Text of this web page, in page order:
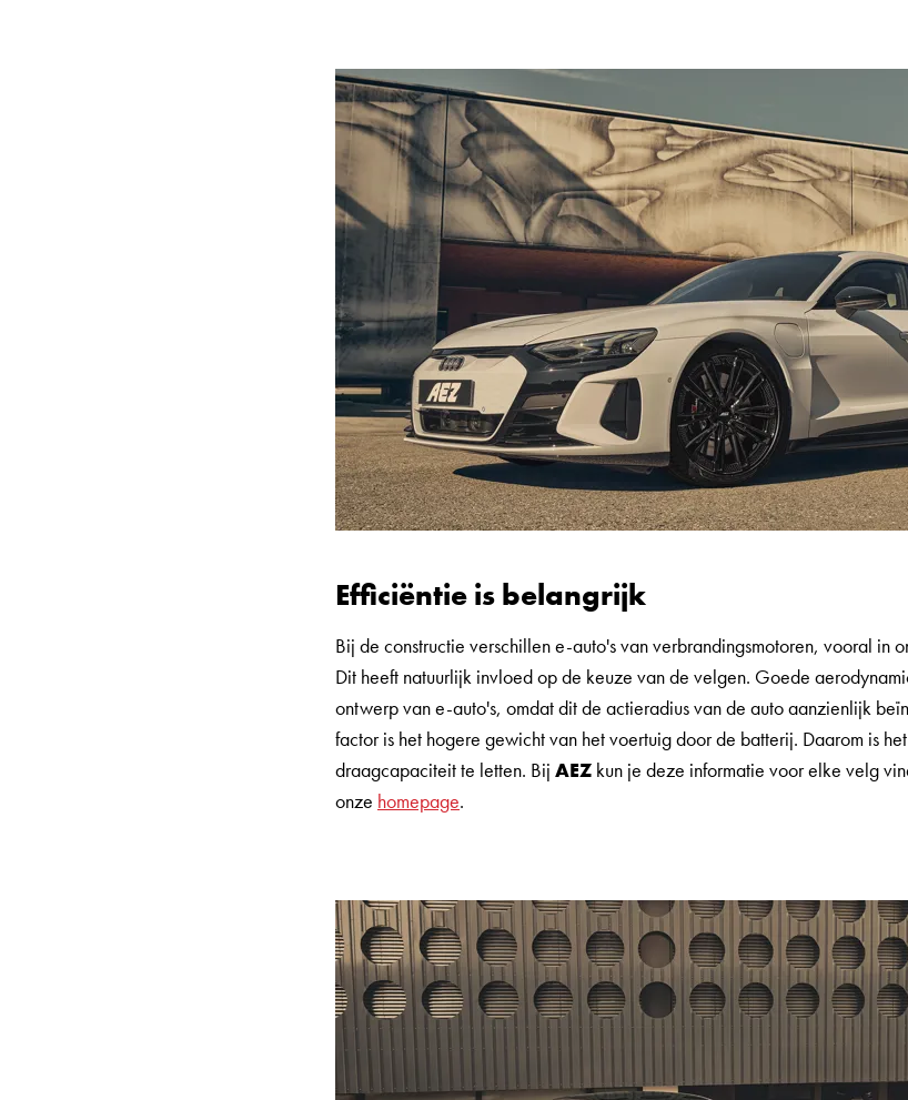
Efficiëntie is belangrijk
Bij de constructie verschillen e-auto's van verbrandingsmotoren, vooral in
Dit heeft natuurlijk invloed op de keuze van de velgen. Goede
ontwerp van e-auto's, omdat dit de actieradius van de auto aanzienlijk
factor is het hogere gewicht van het voertuig door de batterij. Daarom is
draagcapaciteit te letten. Bij AEZ kun je deze informatie voor elke velg
onze homepage.